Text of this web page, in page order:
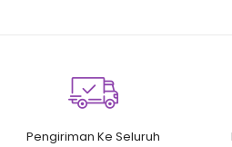
Pengiriman Ke Seluruh